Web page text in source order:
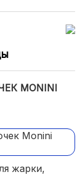
MONINI
жарки,